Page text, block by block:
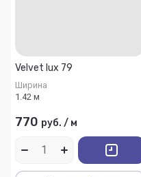
Velvet lux 79
Ширина
1.42 м
770 руб. / м